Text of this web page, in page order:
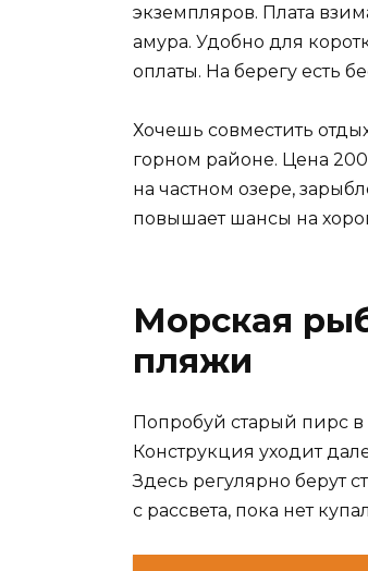
экземпляров. Плата
амура. Удобно для
оплаты. На берегу есть
Хочешь совместить
горном районе. Цена
на частном озере,
повышает шансы на
Морская
пляжи
Попробуй старый пирс
Конструкция уходит
Здесь регулярно берут
с рассвета, пока нет